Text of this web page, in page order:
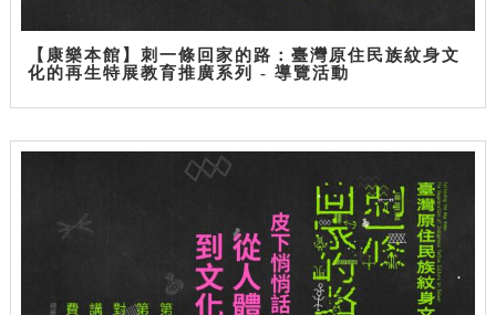
【康樂本館】刺一條回家的路：臺灣原住民族紋身文
化的再生特展教育推廣系列 - 導覽活動